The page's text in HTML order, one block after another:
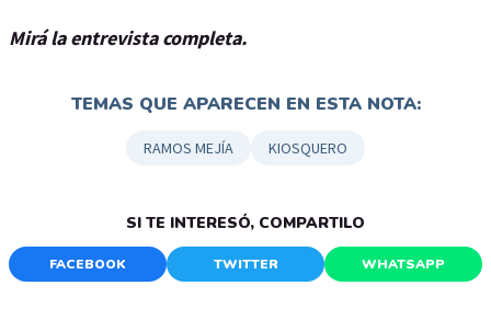
Mirá la entrevista completa.
TEMAS QUE APARECEN EN ESTA NOTA:
RAMOS MEJÍA KIOSQUERO
SI TE INTERESÓ, COMPARTILO
FACEBOOK TWITTER WHATSAPP